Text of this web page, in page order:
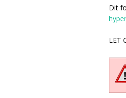
Dit
LET